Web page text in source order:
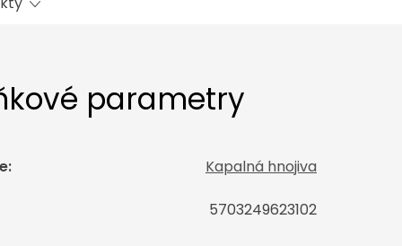
parametry
: Kapalná hnojiva
5703249623102